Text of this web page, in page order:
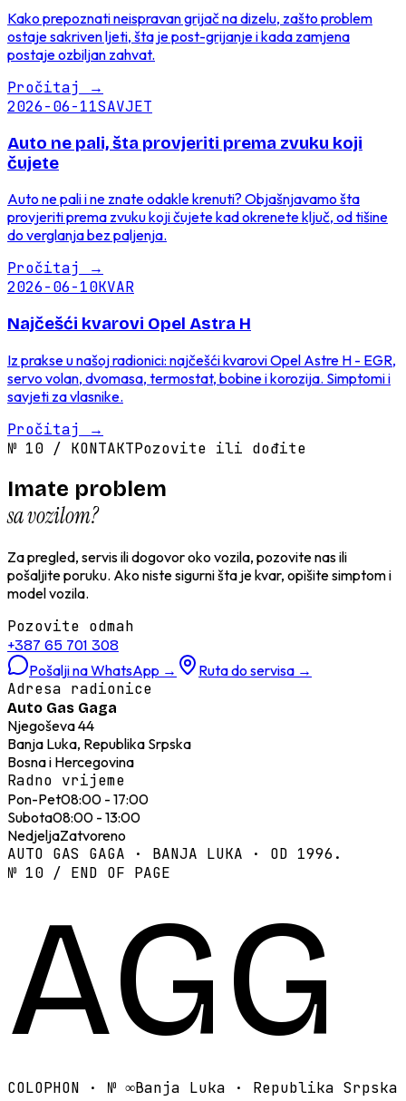
Kako prepoznati neispravan grijač na dizelu, zašto problem
ostaje sakriven ljeti, šta je post-grijanje i kada zamjena
postaje ozbiljan zahvat.
Pročitaj →
2026-06-11SAVJET
Auto ne pali, šta provjeriti prema zvuku koji
čujete
Auto ne pali i ne znate odakle krenuti? Objašnjavamo šta
provjeriti prema zvuku koji čujete kad okrenete ključ, od tišine
do verglanja bez paljenja.
Pročitaj →
2026-06-10KVAR
Najčešći kvarovi Opel Astra H
Iz prakse u našoj radionici: najčešći kvarovi Opel Astre H - EGR,
servo volan, dvomasa, termostat, bobine i korozija. Simptomi i
savjeti za vlasnike.
Pročitaj →
№ 10 / KONTAKTPozovite ili dođite
Imate problem
sa vozilom?
Za pregled, servis ili dogovor oko vozila, pozovite nas ili
pošaljite poruku. Ako niste sigurni šta je kvar, opišite simptom i
model vozila.
Pozovite odmah
+387 65 701 308
Pošalji na WhatsApp → Ruta do servisa →
Adresa radionice
Auto Gas Gaga
Njegoševa 44
Banja Luka, Republika Srpska
Bosna i Hercegovina
Radno vrijeme
Pon-Pet08:00 - 17:00
Subota08:00 - 13:00
NedjeljaZatvoreno
AUTO GAS GAGA · BANJA LUKA · OD 1996.
№ 10 / END OF PAGE
AGG
COLOPHON · № ∞Banja Luka · Republika Srpska